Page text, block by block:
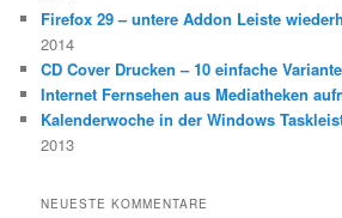
Firefox 29 – untere Addon Leiste
2014
CD Cover Drucken – 10 einfache
Internet Fernsehen aus Mediatheken
Kalenderwoche in der Windows
2013
NEUESTE KOMMENTARE